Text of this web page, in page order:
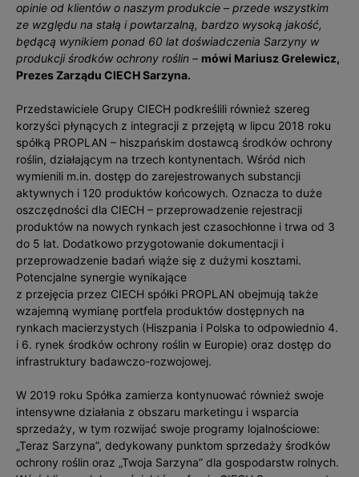
opinie od klientów o naszym produkcie – przede wszystkim
ze względu na stałą i powtarzalną, bardzo wysoką jakość,
będącą wynikiem ponad 60 lat doświadczenia Sarzyny w
produkcji środków ochrony roślin – mówi Mariusz Grelewicz,
Prezes Zarządu CIECH Sarzyna.
Przedstawiciele Grupy CIECH podkreślili również szereg
korzyści płynących z integracji z przejętą w lipcu 2018 roku
spółką PROPLAN – hiszpańskim dostawcą środków ochrony
roślin, działającym na trzech kontynentach. Wśród nich
wymienili m.in. dostęp do zarejestrowanych substancji
aktywnych i 120 produktów końcowych. Oznacza to duże
oszczędności dla CIECH – przeprowadzenie rejestracji
produktów na nowych rynkach jest czasochłonne i trwa od 3
do 5 lat. Dodatkowo przygotowanie dokumentacji i
przeprowadzenie badań wiąże się z dużymi kosztami.
Potencjalne synergie wynikające
z przejęcia przez CIECH spółki PROPLAN obejmują także
wzajemną wymianę portfela produktów dostępnych na
rynkach macierzystych (Hiszpania i Polska to odpowiednio 4.
i 6. rynek środków ochrony roślin w Europie) oraz dostęp do
infrastruktury badawczo-rozwojowej.
W 2019 roku Spółka zamierza kontynuować również swoje
intensywne działania z obszaru marketingu i wsparcia
sprzedaży, w tym rozwijać swoje programy lojalnościowe:
„Teraz Sarzyna”, dedykowany punktom sprzedaży środków
ochrony roślin oraz „Twoja Sarzyna” dla gospodarstw rolnych.